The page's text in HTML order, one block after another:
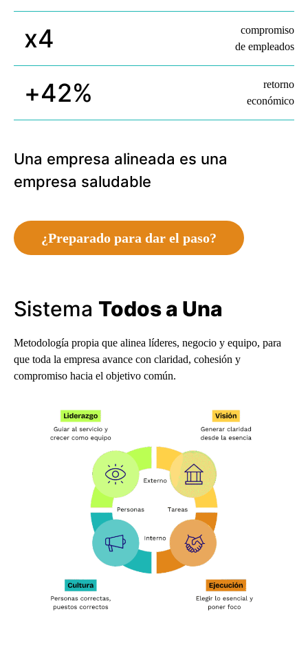
x4
compromiso
de empleados
+42%
retorno
económico
Una empresa alineada es una
empresa saludable
¿Preparado para dar el paso?
Sistema Todos a Una
Metodología propia que alinea líderes, negocio y equipo, para
que toda la empresa avance con claridad, cohesión y
compromiso hacia el objetivo común.